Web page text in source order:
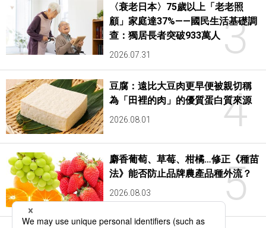
3
〈衰老日本〉75歲以上「老老照
顧」家庭達37%——國民生活基礎調
查：獨居長者突破933萬人
2026.07.31
4
豆腐：遠比大豆肉更早便被親切稱
為「田裡的肉」的優質蛋白質來源
2026.08.01
5
麝香葡萄、草莓、柑橘…修正《種苗
法》能否防止品牌農產品種外流？
2026.08.03